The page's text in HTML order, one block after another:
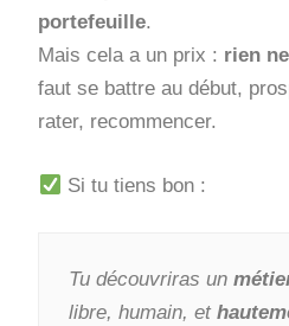
portefeuille.
Mais cela a un prix : rien
faut se battre au début,
rater, recommencer.
Si tu tiens bon :
Tu découvriras un
libre, humain, et